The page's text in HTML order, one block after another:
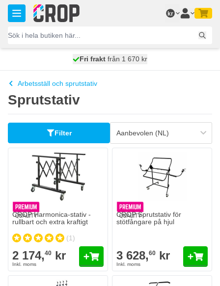
Hoppa till innehållet
kr
skickas idag
Fri frakt från 1 670 kr
100 dagars
Arbetsställ och sprutstativ
Sprutstativ
Filter
CROP Harmonica-stativ -
rullbart och extra kraftigt
(1)
2 174,40 kr
CROP Sprutstativ för
stötfångare på hjul
3 628,60 kr